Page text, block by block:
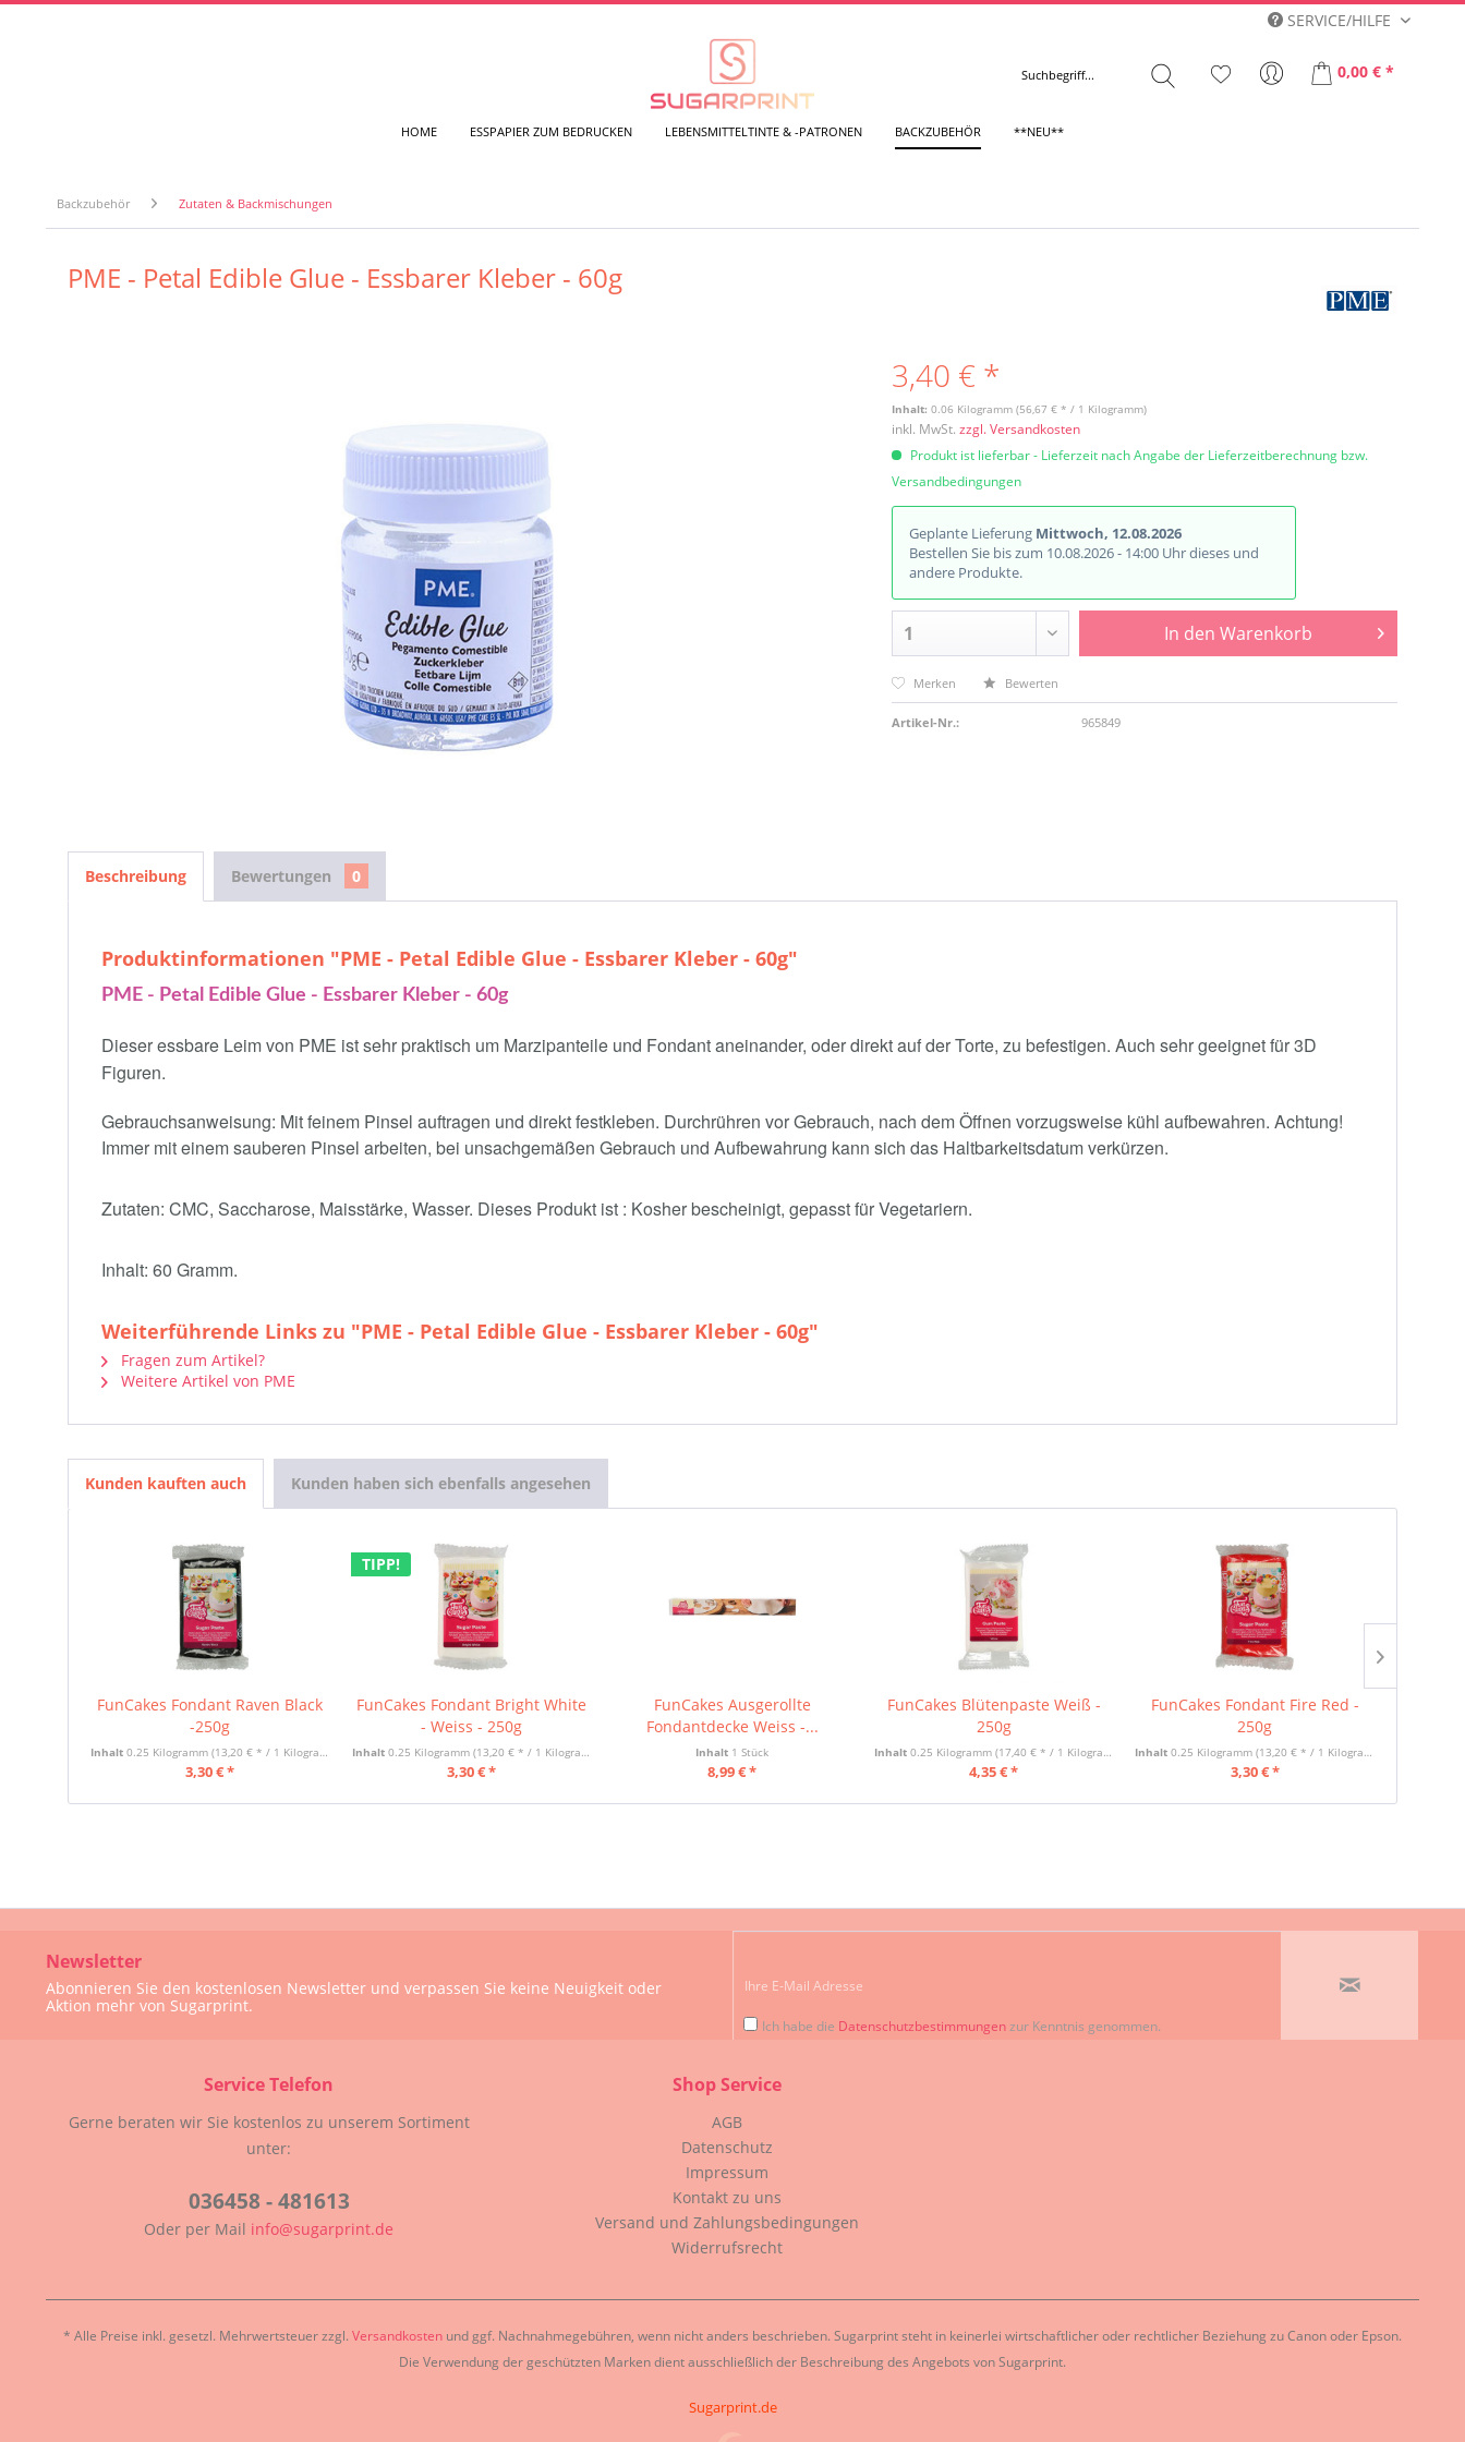
SERVICE/HILFE
0,00 € *
HOME ESSPAPIER ZUM BEDRUCKEN LEBENSMITTELTINTE & -PATRONEN BACKZUBEHÖR **NEU**
Backzubehör Zutaten & Backmischungen
PME - Petal Edible Glue - Essbarer Kleber - 60g
3,40 € *
Inhalt:0.06 Kilogramm (56,67 € * / 1 Kilogramm)
inkl. MwSt.zzgl. Versandkosten
Produkt ist lieferbar - Lieferzeit nach Angabe der Lieferzeitberechnung bzw.
Versandbedingungen
Geplante Lieferung Mittwoch, 12.08.2026
Bestellen Sie bis zum 10.08.2026 - 14:00 Uhr dieses und
andere Produkte.
In den Warenkorb
Merken Bewerten
Artikel-Nr.: 965849
Beschreibung Bewertungen 0
Produktinformationen "PME - Petal Edible Glue - Essbarer Kleber - 60g"
PME - Petal Edible Glue - Essbarer Kleber - 60g
Dieser essbare Leim von PME ist sehr praktisch um Marzipanteile und Fondant aneinander, oder direkt auf der Torte, zu befestigen. Auch sehr geeignet für 3D
Figuren.
Gebrauchsanweisung: Mit feinem Pinsel auftragen und direkt festkleben. Durchrühren vor Gebrauch, nach dem Öffnen vorzugsweise kühl aufbewahren. Achtung!
Immer mit einem sauberen Pinsel arbeiten, bei unsachgemäßen Gebrauch und Aufbewahrung kann sich das Haltbarkeitsdatum verkürzen.
Zutaten: CMC, Saccharose, Maisstärke, Wasser. Dieses Produkt ist : Kosher bescheinigt, gepasst für Vegetariern.
Inhalt: 60 Gramm.
Weiterführende Links zu "PME - Petal Edible Glue - Essbarer Kleber - 60g"
Fragen zum Artikel?
Weitere Artikel von PME
Kunden kauften auch Kunden haben sich ebenfalls angesehen
FunCakes Fondant Raven Black
-250g
Inhalt 0.25 Kilogramm (13,20 € * / 1 Kilogramm)
3,30 € *
TIPP!
FunCakes Fondant Bright White
- Weiss - 250g
Inhalt 0.25 Kilogramm (13,20 € * / 1 Kilogramm)
3,30 € *
FunCakes Ausgerollte
Fondantdecke Weiss -...
Inhalt 1 Stück
8,99 € *
FunCakes Blütenpaste Weiß -
250g
Inhalt 0.25 Kilogramm (17,40 € * / 1 Kilogramm)
4,35 € *
FunCakes Fondant Fire Red -
250g
Inhalt0.25 Kilogramm(13,20 € * / 1 Kilogramm)
3,30 € *
Service Telefon
Gerne beraten wir Sie kostenlos zu unserem Sortiment
unter:
036458 - 481613
Oder per Mail info@sugarprint.de
Shop Service
AGB
Datenschutz
Impressum
Kontakt zu uns
Versand und Zahlungsbedingungen
Widerrufsrecht
Newsletter
Abonnieren Sie den kostenlosen Newsletter und verpassen Sie keine Neuigkeit oder
Aktion mehr von Sugarprint.
Ich habe die Datenschutzbestimmungenzur Kenntnis genommen.
* Alle Preise inkl. gesetzl. Mehrwertsteuer zzgl. Versandkosten und ggf. Nachnahmegebühren, wenn nicht anders beschrieben. Sugarprint steht in keinerlei wirtschaftlicher oder rechtlicher Beziehung zu Canon oder Epson.
Die Verwendung der geschützten Marken dient ausschließlich der Beschreibung des Angebots von Sugarprint.
Sugarprint.de